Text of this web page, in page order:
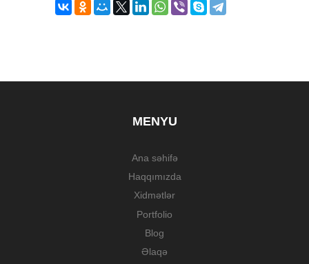
MENYU
Ana səhifə
Haqqımızda
Xidmətlər
Portfolio
Blog
Əlaqə